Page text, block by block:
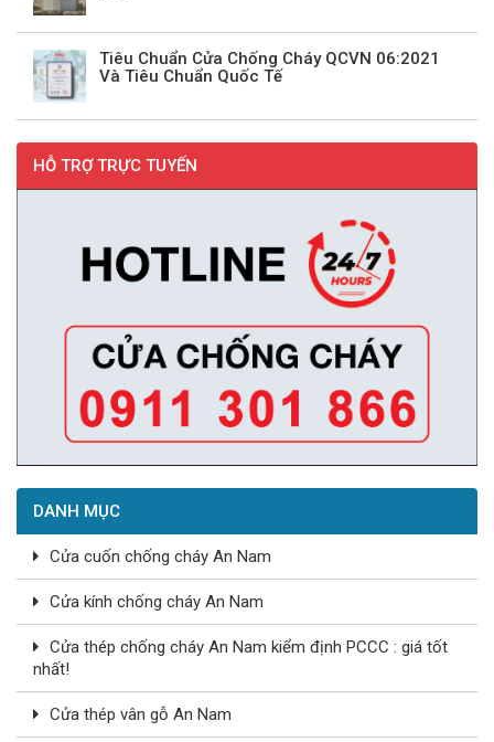
Tiêu Chuẩn Cửa Chống Cháy QCVN 06:2021
Và Tiêu Chuẩn Quốc Tế
HỖ TRỢ TRỰC TUYẾN
DANH MỤC
Cửa cuốn chống cháy An Nam
Cửa kính chống cháy An Nam
Cửa thép chống cháy An Nam kiểm định PCCC : giá tốt
nhất!
Cửa thép vân gỗ An Nam